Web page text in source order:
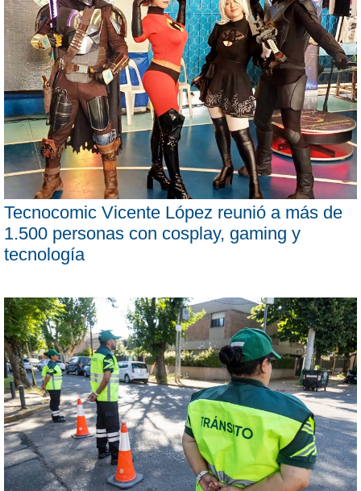
Tecnocomic Vicente López reunió a más de
1.500 personas con cosplay, gaming y
tecnología